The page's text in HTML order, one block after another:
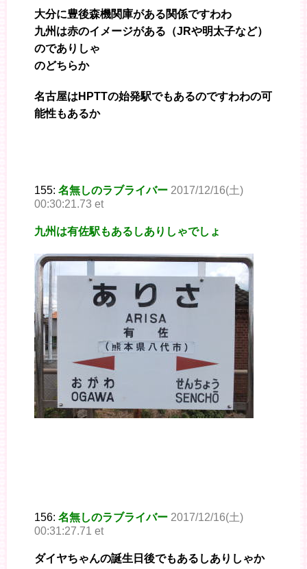
大分に豊後森機関庫がある関係ですわわ
九州は赤のイメージがある（JRや明太子など）
のでありしゃ
のどちらか
名古屋はHPTTの始発駅でもあるのですわわの可
能性もあるか
155: 名無しのラブライバー 2017/12/16(土)
00:30:21.73 et
九州は有佐駅もあるしありしゃでしょ
156: 名無しのラブライバー 2017/12/16(土)
00:31:27.71 et
ダイヤちゃんの誕生日後でもあるしありしゃか